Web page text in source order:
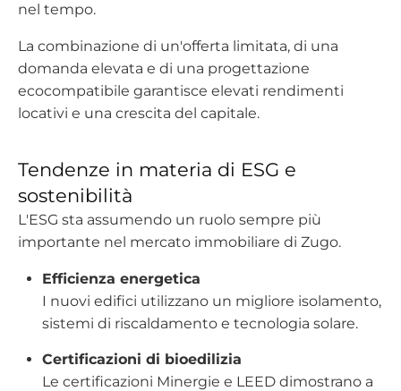
nel tempo.
La combinazione di un'offerta limitata, di una
domanda elevata e di una progettazione
ecocompatibile garantisce elevati rendimenti
locativi e una crescita del capitale.
Tendenze in materia di ESG e
sostenibilità
L'ESG sta assumendo un ruolo sempre più
importante nel mercato immobiliare di Zugo.
Efficienza energetica
I nuovi edifici utilizzano un migliore isolamento,
sistemi di riscaldamento e tecnologia solare.
Certificazioni di bioedilizia
Le certificazioni Minergie e LEED dimostrano a